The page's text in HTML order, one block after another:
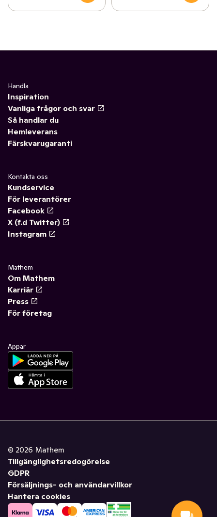
Handla
Inspiration
Vanliga frågor och svar
Så handlar du
Hemleverans
Färskvarugaranti
Kontakta oss
Kundservice
För leverantörer
Facebook
X (f.d Twitter)
Instagram
Mathem
Om Mathem
Karriär
Press
För företag
Appar
© 2026 Mathem
Tillgänglighetsredogörelse
GDPR
Försäljnings- och användarvillkor
Hantera cookies